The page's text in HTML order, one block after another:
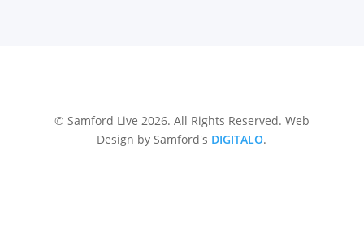
© Samford Live 2026. All Rights Reserved. Web
Design by Samford's DIGITALO.